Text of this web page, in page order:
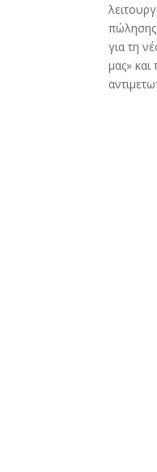
για τη
μας»